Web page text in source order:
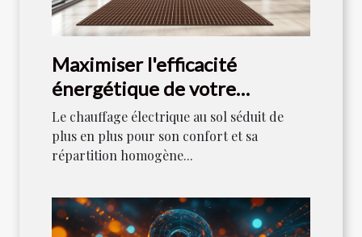
Maximiser l'efficacité
énergétique de votre
chauffage électrique au sol
Le chauffage électrique au sol séduit de
plus en plus pour son confort et sa
répartition homogène...